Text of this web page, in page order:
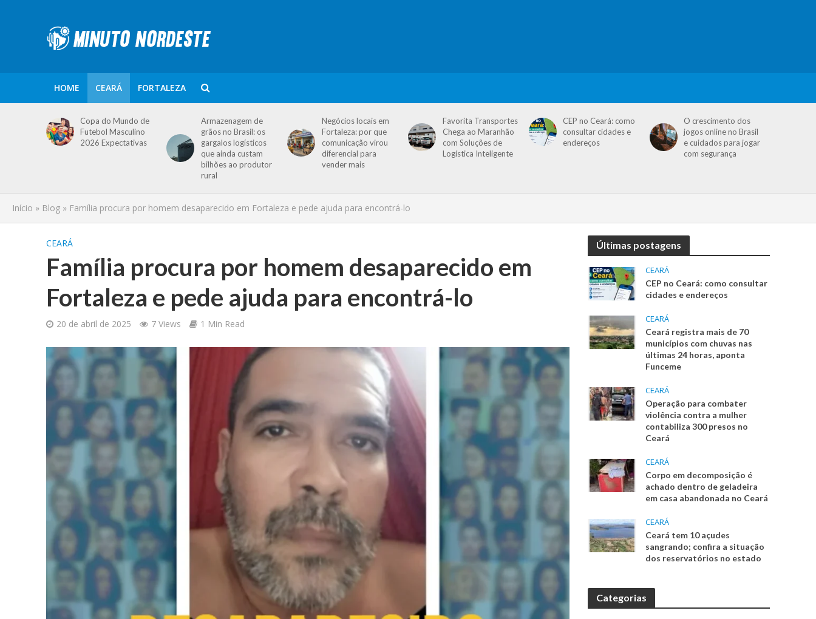
HOME CEARÁ FORTALEZA
Copa do Mundo de
Futebol Masculino
2026 Expectativas
Armazenagem de
grãos no Brasil: os
gargalos logísticos
que ainda custam
bilhões ao produtor
rural
Negócios locais em
Fortaleza: por que
comunicação virou
diferencial para
vender mais
Favorita Transportes
Chega ao Maranhão
com Soluções de
Logística Inteligente
CEP no Ceará: como
consultar cidades e
endereços
O crescimento dos
jogos online no Brasil
e cuidados para jogar
com segurança
Início » Blog » Família procura por homem desaparecido em Fortaleza e pede ajuda para encontrá-lo
CEARÁ
Família procura por homem desaparecido em
Fortaleza e pede ajuda para encontrá-lo
20 de abril de 2025 7 Views 1 Min Read
Últimas postagens
CEARÁ
CEP no Ceará: como consultar
cidades e endereços
CEARÁ
Ceará registra mais de 70
municípios com chuvas nas
últimas 24 horas, aponta
Funceme
CEARÁ
Operação para combater
violência contra a mulher
contabiliza 300 presos no
Ceará
CEARÁ
Corpo em decomposição é
achado dentro de geladeira
em casa abandonada no Ceará
CEARÁ
Ceará tem 10 açudes
sangrando; confira a situação
dos reservatórios no estado
Categorias